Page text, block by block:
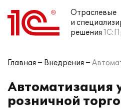
Отраслевые
и
решения
Главная Внедрения
Автоматизация
розничной